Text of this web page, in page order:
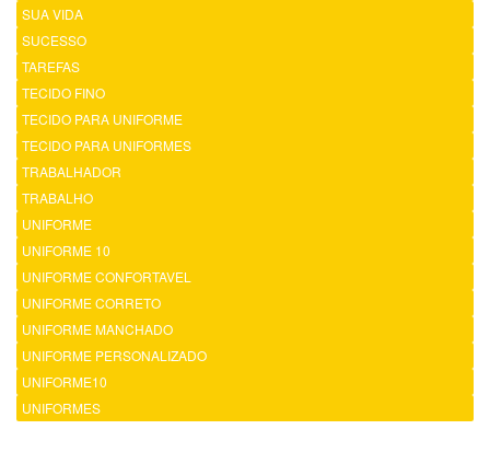
SUA VIDA
SUCESSO
TAREFAS
TECIDO FINO
TECIDO PARA UNIFORME
TECIDO PARA UNIFORMES
TRABALHADOR
TRABALHO
UNIFORME
UNIFORME 10
UNIFORME CONFORTAVEL
UNIFORME CORRETO
UNIFORME MANCHADO
UNIFORME PERSONALIZADO
UNIFORME10
UNIFORMES